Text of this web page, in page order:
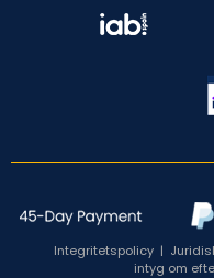
Integritetspolicy |
intyg om